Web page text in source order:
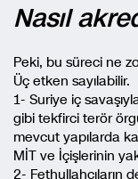
Nasıl
Peki, bu süreci ne
Üç etken sayılabilir.
1- Suriye iç
gibi tekfirci terör
mevcut yapılarda
MİT ve İçişlerinin
2- Fethullahçıların